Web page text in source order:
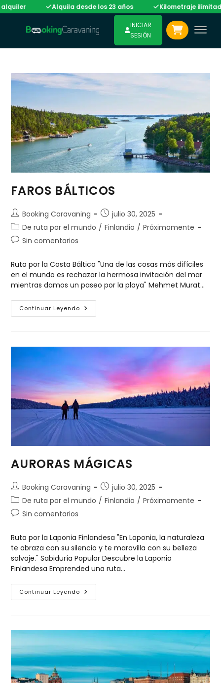
Alquila desde los 23 años Kilometraje ilimitado
INICIAR
SESIÓN
FAROS BÁLTICOS
Booking Caravaning
julio 30, 2025
De ruta por el mundo / Finlandia / Próximamente
Sin comentarios
Ruta por la Costa Báltica "Una de las cosas más difíciles
en el mundo es rechazar la hermosa invitación del mar
mientras damos un paseo por la playa" Mehmet Murat…
Continuar Leyendo
AURORAS MÁGICAS
Booking Caravaning
julio 30, 2025
De ruta por el mundo / Finlandia / Próximamente
Sin comentarios
Ruta por la Laponia Finlandesa "En Laponia, la naturaleza
te abraza con su silencio y te maravilla con su belleza
salvaje." Sabiduría Popular Descubre la Laponia
Finlandesa Emprended una ruta…
Continuar Leyendo